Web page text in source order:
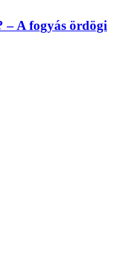
– A fogyás ördögi